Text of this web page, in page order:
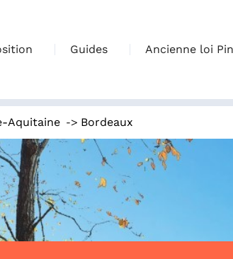
Guides Ancienne loi
Aquitaine -> Bordeaux